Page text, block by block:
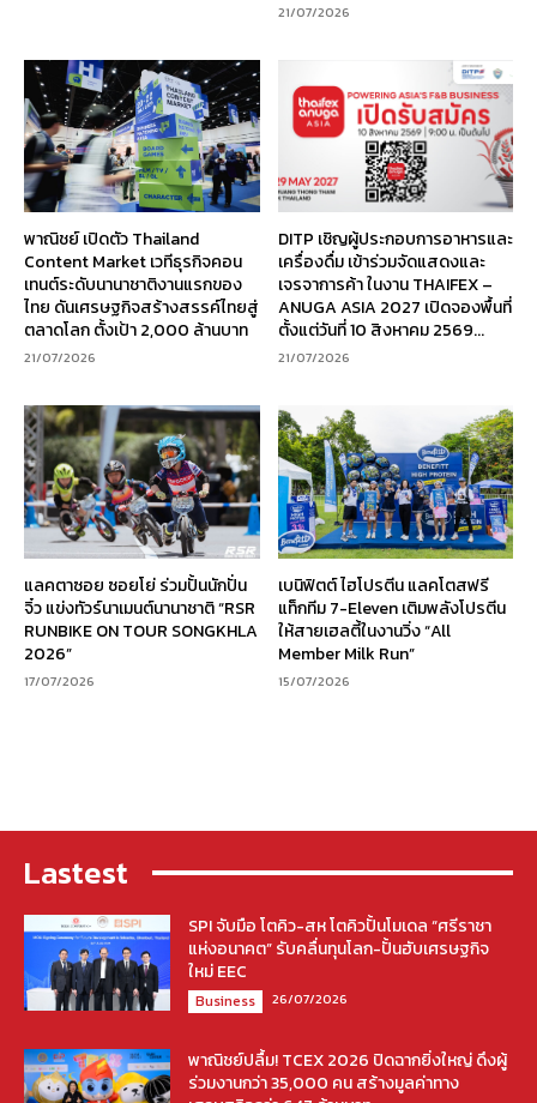
21/07/2026
พาณิชย์ เปิดตัว Thailand
Content Market เวทีธุรกิจคอน
เทนต์ระดับนานาชาติงานแรกของ
ไทย ดันเศรษฐกิจสร้างสรรค์ไทยสู่
ตลาดโลก ตั้งเป้า 2,000 ล้านบาท
21/07/2026
DITP เชิญผู้ประกอบการอาหารและ
เครื่องดื่ม เข้าร่วมจัดแสดงและ
เจรจาการค้า ในงาน THAIFEX –
ANUGA ASIA 2027 เปิดจองพื้นที่
ตั้งแต่วันที่ 10 สิงหาคม 2569...
21/07/2026
แลคตาซอย ซอยโย่ ร่วมปั้นนักปั่น
จิ๋ว แข่งทัวร์นาเมนต์นานาชาติ “RSR
RUNBIKE ON TOUR SONGKHLA
2026”
17/07/2026
เบนิฟิตต์ ไฮโปรตีน แลคโตสฟรี
แท็กทีม 7-Eleven เติมพลังโปรตีน
ให้สายเฮลตี้ในงานวิ่ง “All
Member Milk Run”
15/07/2026
Lastest
SPI จับมือ โตคิว-สห โตคิวปั้นโมเดล “ศรีราชา
แห่งอนาคต” รับคลื่นทุนโลก-ปั้นฮับเศรษฐกิจ
ใหม่ EEC
Business 26/07/2026
พาณิชย์ปลื้ม! TCEX 2026 ปิดฉากยิ่งใหญ่ ดึงผู้
ร่วมงานกว่า 35,000 คน สร้างมูลค่าทาง